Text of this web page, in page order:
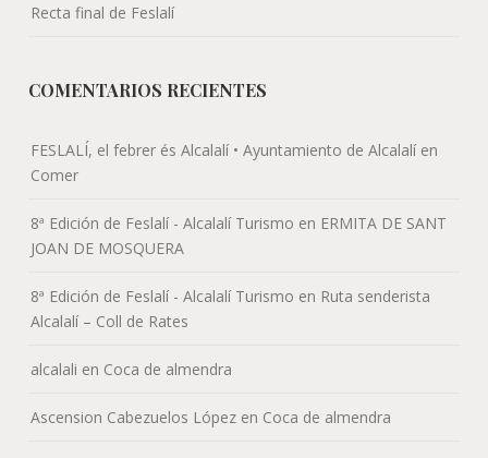
Recta final de Feslalí
COMENTARIOS RECIENTES
FESLALÍ, el febrer és Alcalalí • Ayuntamiento de Alcalalí en
Comer
8ª Edición de Feslalí - Alcalalí Turismo en ERMITA DE SANT
JOAN DE MOSQUERA
8ª Edición de Feslalí - Alcalalí Turismo en Ruta senderista
Alcalalí – Coll de Rates
alcalali en Coca de almendra
Ascension Cabezuelos López en Coca de almendra